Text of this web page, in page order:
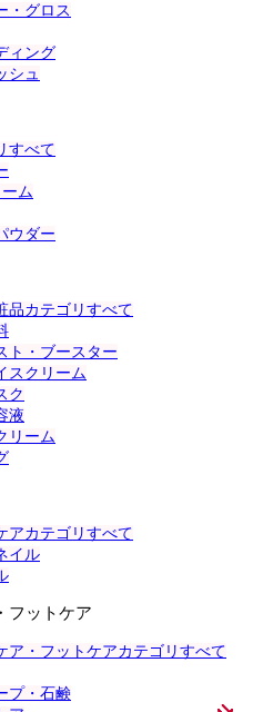
・グロス
ィング
シュ
すべて
ム
ウダー
品カテゴリすべて
ト・ブースター
スクリーム
ク
液
リーム
アカテゴリすべて
イル
フットケア
ア・フットケアカテゴリすべて
プ・石鹸